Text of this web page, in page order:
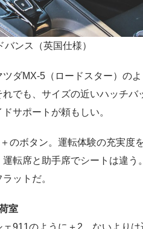
ンス（英国仕様）
ダMX-5（ロードスター）の
でも、サイズの近いハッチバ
サポートが頼もしい。
のボタン。運転体験の充実度
転席と助手席でシートは違う
ットだ。
室
911のように＋2。ないよりは